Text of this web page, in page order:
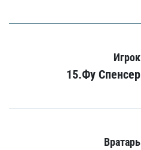
Игрок
15.Фу Спенсер
Вратарь